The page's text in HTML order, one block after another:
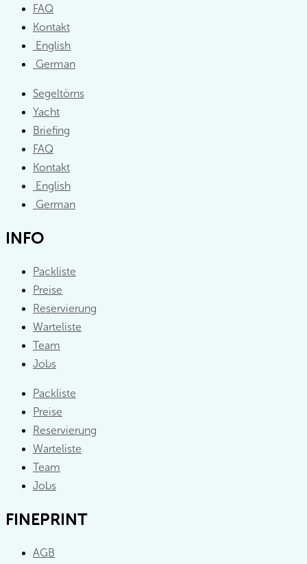
FAQ
Kontakt
English
German
Segeltörns
Yacht
Briefing
FAQ
Kontakt
English
German
INFO
Packliste
Preise
Reservierung
Warteliste
Team
Jobs
Packliste
Preise
Reservierung
Warteliste
Team
Jobs
FINEPRINT
AGB